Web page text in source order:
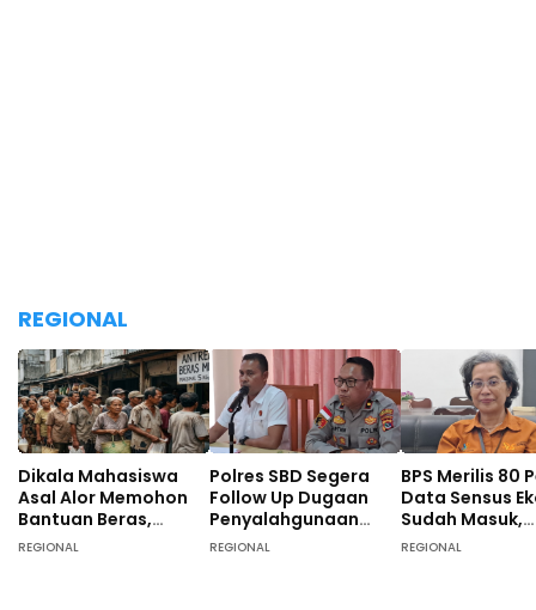
REGIONAL
Dikala Mahasiswa
Asal Alor Memohon
Bantuan Beras,
Pemprov NTT Justru
REGIONAL
Polres SBD Segera
Follow Up Dugaan
Penyalahgunaan
Dana Desa di Desa
REGIONAL
BPS Merilis 80
Data Sensus
Sudah Masuk,
Masyarakat
REGIONAL